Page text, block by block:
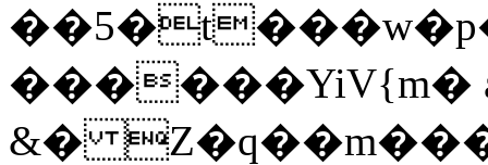
������YiV{m�
&�